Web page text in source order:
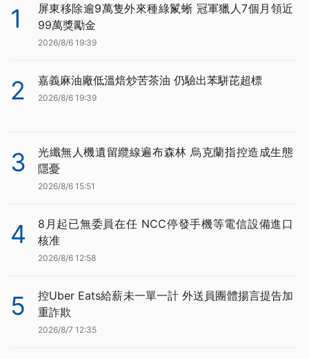
1
屏東移除逾9萬隻外來種綠鬣蜥 冠軍獵人7個月領近
99萬獎勵金
2026/8/6 19:39
2 嘉義麻油廠低溫焙炒苦茶油 仍驗出苯駢芘超標
2026/8/6 19:39
3
光纖無人機遺留纜線遍布森林 烏克蘭指控造成生態
隱憂
2026/8/6 15:51
4
8月起已無委員在任 NCC停發手機等電信設備進口
核准
2026/8/6 12:58
5
控Uber Eats給薪未一單一計 外送員團體揚言提告加
重詐欺
2026/8/7 12:35